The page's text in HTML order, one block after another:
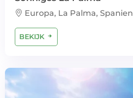
Europa, La Palma, Spanien
BEKIJK